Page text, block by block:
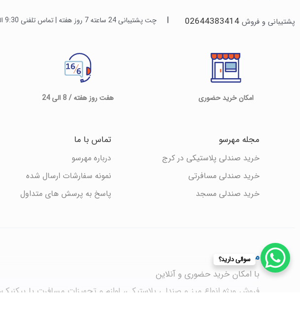
پشتیبانی و فروش 02644383414
| چت پشتیبانی 24 ساعته 7 روز هفته | تماس تلفنی 9:30 الی 21:30 شنبه تا پنجشنبه
امکان خرید حضوری هفت روز هفته / 8 الی 24
مجله مهرسو
خرید صندلی پلاستیکی در کرج
خرید صندلی مسافرتی
خرید صندلی مسجد
تماس با ما
درباره مهرسو
نمونه سفارشات ارسال شده
پاسخ به پرسش های متداول
مهرسو
با امکان خرید حضوری و آنلاین
فروش ویژه انواع میز و صندلی پلاستیکی، لوازم و تجهیزات مسافرت یا
سوالی دارید؟